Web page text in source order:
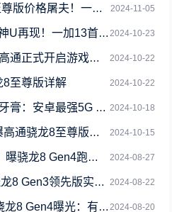
2024-11-05
屠夫！一加Ace 5系列配置出炉
2024-10-23
！一加13首批搭载高通骁龙8至尊版
2024-10-22
启游戏大作满帧时代
2024-10-22
8至尊版详解
2024-10-18
安卓最强5G SoC来了
2024-10-15
至尊版芯片报价超千元
2024-08-27
Gen4跑分/效能双霸榜
2024-08-22
实测：性能强 很少有厂商用
2024-08-20
曝光：有两个版本